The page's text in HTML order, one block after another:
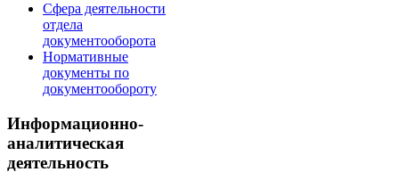
Сфера деятельности
отдела
документооборота
Нормативные
документы по
документообороту
Информационно-
аналитическая
деятельность